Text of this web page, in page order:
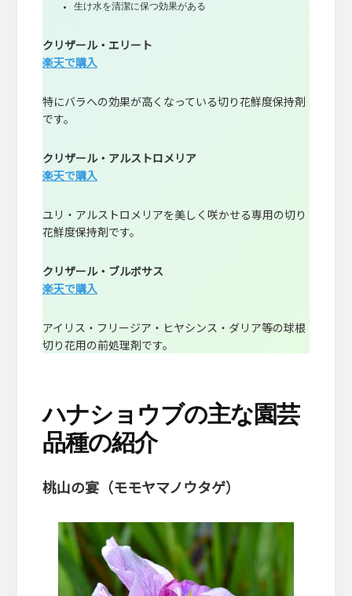
生け水を清潔に保つ効果がある
クリザール・エリート
楽天で購入
特にバラへの効果が高くなっている切り花鮮度保持剤
です。
クリザール・アルストロメリア
楽天で購入
ユリ・アルストロメリアを美しく咲かせる専用の切り
花鮮度保持剤です。
クリザール・ブルボサス
楽天で購入
アイリス・フリージア・ヒヤシンス・ダリア等の球根
切り花用の前処理剤です。
ハナショウブの主な園芸
品種の紹介
桃山の宴（モモヤマノウタゲ）